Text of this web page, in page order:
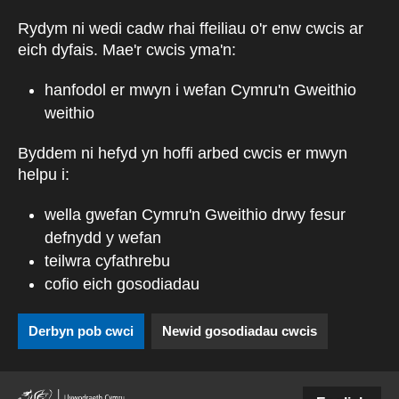
Rydym ni wedi cadw rhai ffeiliau o'r enw cwcis ar
eich dyfais. Mae'r cwcis yma'n:
hanfodol er mwyn i wefan Cymru'n Gweithio
weithio
Byddem ni hefyd yn hoffi arbed cwcis er mwyn
helpu i:
wella gwefan Cymru'n Gweithio drwy fesur
defnydd y wefan
teilwra cyfathrebu
cofio eich gosodiadau
Derbyn pob cwci Newid gosodiadau cwcis